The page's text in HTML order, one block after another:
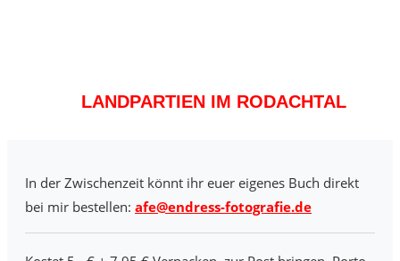
LANDPARTIEN IM RODACHTAL
In der Zwischenzeit könnt ihr euer eigenes Buch direkt
bei mir bestellen: afe@endress-fotografie.de